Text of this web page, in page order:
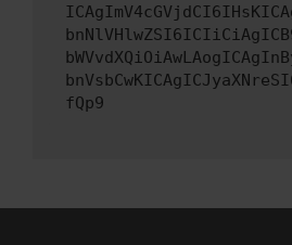
fQp9